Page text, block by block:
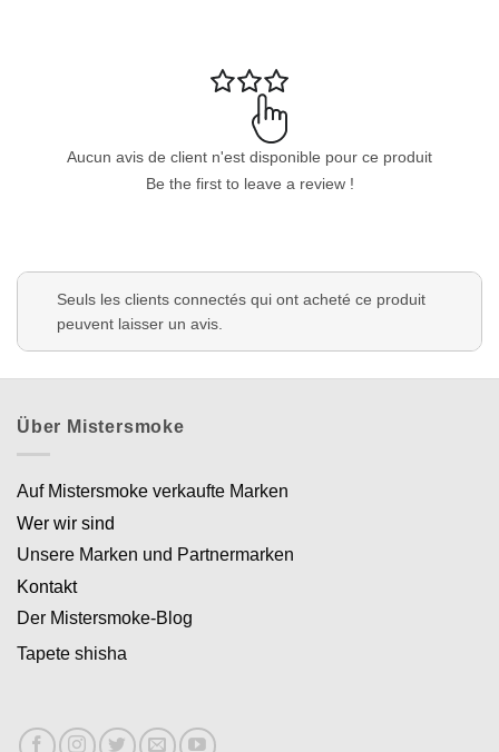
Aucun avis de client n'est disponible pour ce produit
Be the first to leave a review !
Seuls les clients connectés qui ont acheté ce produit
peuvent laisser un avis.
Über Mistersmoke
Auf Mistersmoke verkaufte Marken
Wer wir sind
Unsere Marken und Partnermarken
Kontakt
Der Mistersmoke-Blog
Tapete shisha